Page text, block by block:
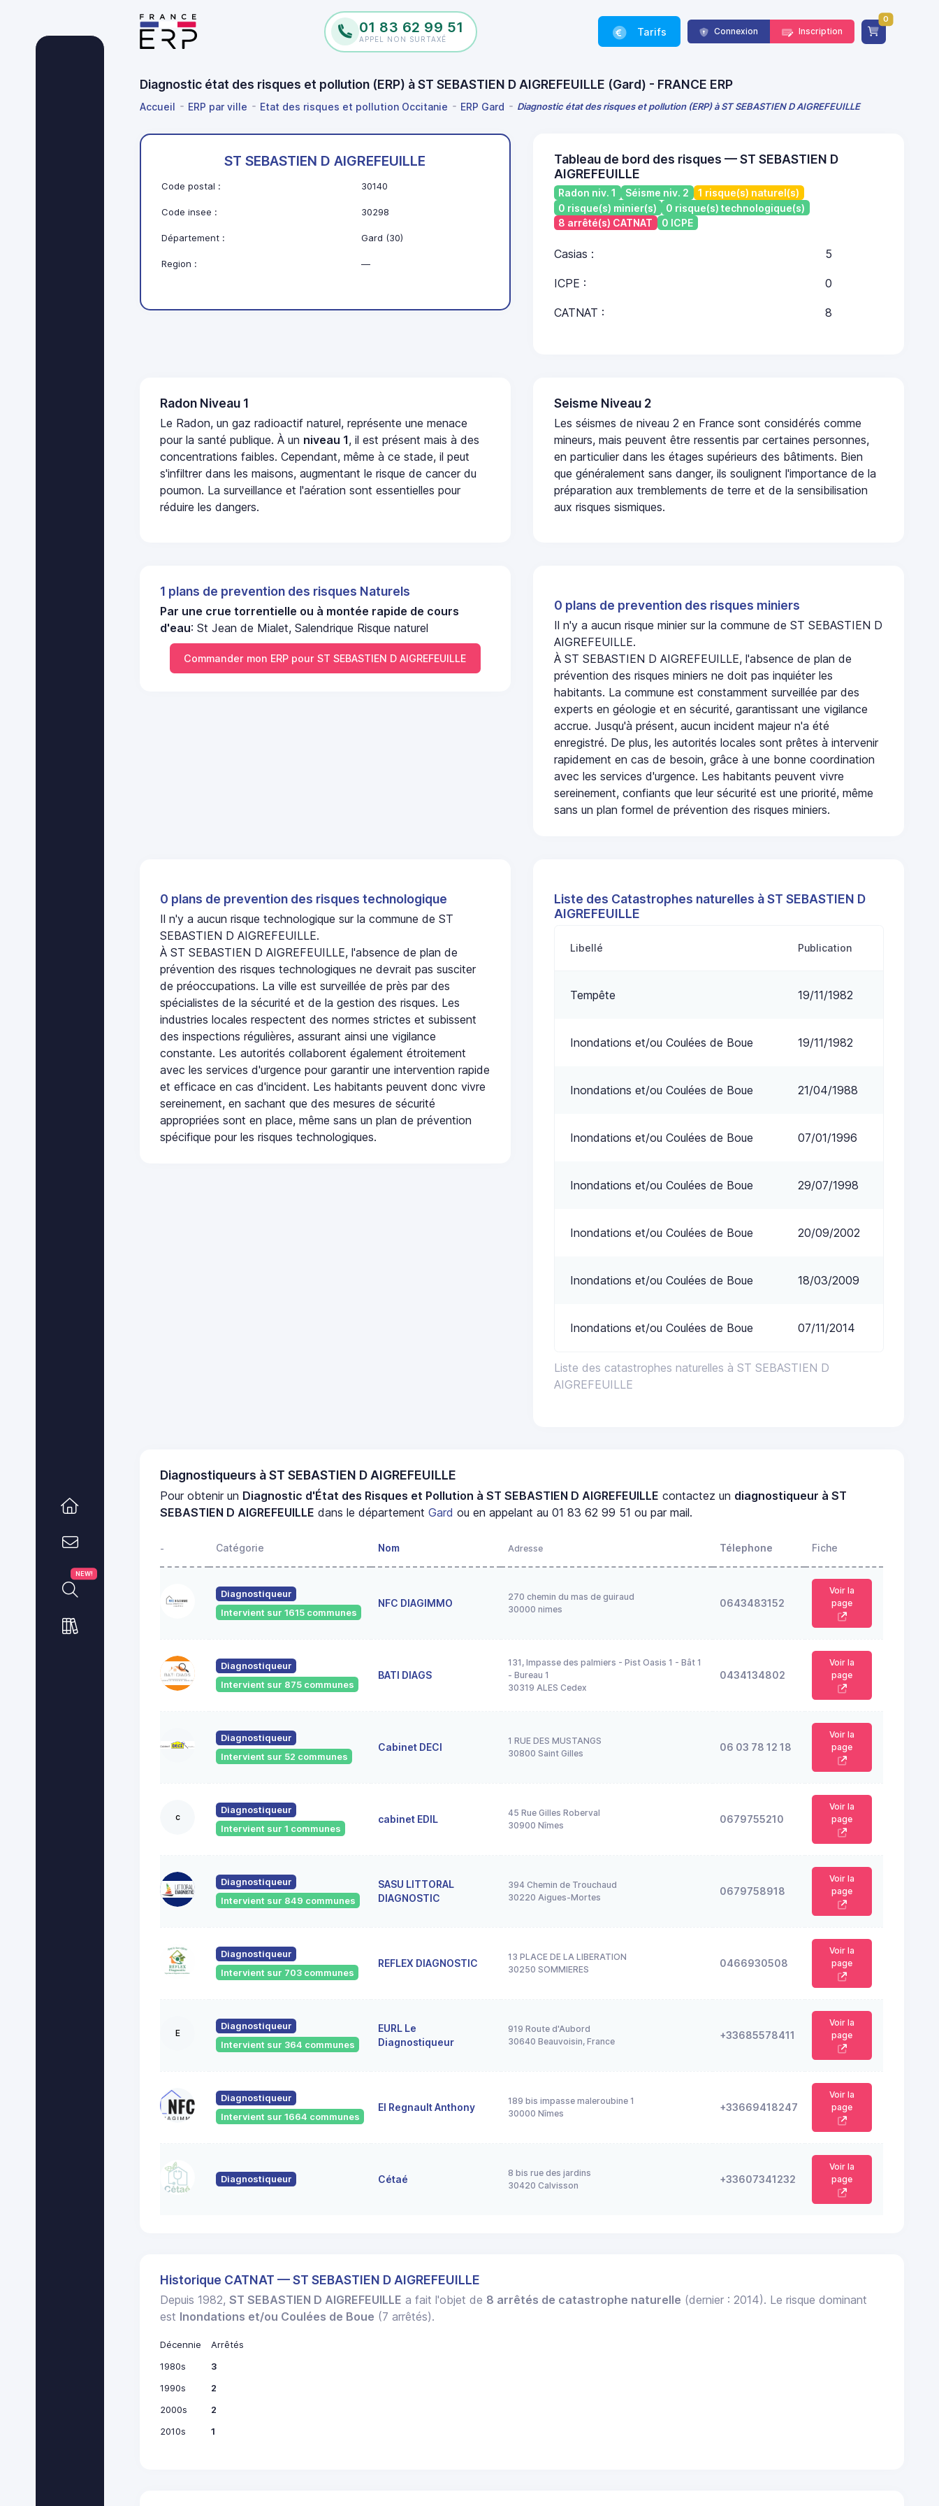
01 83 62 99 51
APPEL NON SURTAXÉ
Tarifs Connexion Inscription
0
Diagnostic état des risques et pollution (ERP) à ST SEBASTIEN D AIGREFEUILLE (Gard) - FRANCE ERP
Accueil ERP par ville Etat des risques et pollution Occitanie ERP Gard Diagnostic état des risques et pollution (ERP) à ST SEBASTIEN D AIGREFEUILLE
NEW!
ST SEBASTIEN D AIGREFEUILLE
Code postal : 30140
Code insee : 30298
Département : Gard (30)
Region : —
Tableau de bord des risques — ST SEBASTIEN D
AIGREFEUILLE
Radon niv. 1 Séisme niv. 2
1 risque(s) naturel(s)
0 risque(s) minier(s)
0 risque(s) technologique(s)
8 arrêté(s) CATNAT
0 ICPE
Casias : 5
ICPE : 0
CATNAT : 8
Radon Niveau 1
Le Radon, un gaz radioactif naturel, représente une menace
pour la santé publique. À un niveau 1, il est présent mais à des
concentrations faibles. Cependant, même à ce stade, il peut
s'infiltrer dans les maisons, augmentant le risque de cancer du
poumon. La surveillance et l'aération sont essentielles pour
réduire les dangers.
Seisme Niveau 2
Les séismes de niveau 2 en France sont considérés comme
mineurs, mais peuvent être ressentis par certaines personnes,
en particulier dans les étages supérieurs des bâtiments. Bien
que généralement sans danger, ils soulignent l'importance de la
préparation aux tremblements de terre et de la sensibilisation
aux risques sismiques.
1 plans de prevention des risques Naturels
Par une crue torrentielle ou à montée rapide de cours
d'eau: St Jean de Mialet, Salendrique Risque naturel
Commander mon ERP pour ST SEBASTIEN D AIGREFEUILLE
0 plans de prevention des risques miniers
Il n'y a aucun risque minier sur la commune de ST SEBASTIEN D
AIGREFEUILLE.
À ST SEBASTIEN D AIGREFEUILLE, l'absence de plan de
prévention des risques miniers ne doit pas inquiéter les
habitants. La commune est constamment surveillée par des
experts en géologie et en sécurité, garantissant une vigilance
accrue. Jusqu'à présent, aucun incident majeur n'a été
enregistré. De plus, les autorités locales sont prêtes à intervenir
rapidement en cas de besoin, grâce à une bonne coordination
avec les services d'urgence. Les habitants peuvent vivre
sereinement, confiants que leur sécurité est une priorité, même
sans un plan formel de prévention des risques miniers.
0 plans de prevention des risques technologique
Il n'y a aucun risque technologique sur la commune de ST
SEBASTIEN D AIGREFEUILLE.
À ST SEBASTIEN D AIGREFEUILLE, l'absence de plan de
prévention des risques technologiques ne devrait pas susciter
de préoccupations. La ville est surveillée de près par des
spécialistes de la sécurité et de la gestion des risques. Les
industries locales respectent des normes strictes et subissent
des inspections régulières, assurant ainsi une vigilance
constante. Les autorités collaborent également étroitement
avec les services d'urgence pour garantir une intervention rapide
et efficace en cas d'incident. Les habitants peuvent donc vivre
sereinement, en sachant que des mesures de sécurité
appropriées sont en place, même sans un plan de prévention
spécifique pour les risques technologiques.
Liste des Catastrophes naturelles à ST SEBASTIEN D
AIGREFEUILLE
Liste des catastrophes naturelles à ST SEBASTIEN D
AIGREFEUILLE
Libellé Publication
Tempête 19/11/1982
Inondations et/ou Coulées de Boue 19/11/1982
Inondations et/ou Coulées de Boue 21/04/1988
Inondations et/ou Coulées de Boue 07/01/1996
Inondations et/ou Coulées de Boue 29/07/1998
Inondations et/ou Coulées de Boue 20/09/2002
Inondations et/ou Coulées de Boue 18/03/2009
Inondations et/ou Coulées de Boue 07/11/2014
Diagnostiqueurs à ST SEBASTIEN D AIGREFEUILLE
Pour obtenir un Diagnostic d'État des Risques et Pollution à ST SEBASTIEN D AIGREFEUILLE contactez un diagnostiqueur à ST
SEBASTIEN D AIGREFEUILLE dans le départementGard ou en appelant au 01 83 62 99 51 ou par mail.
- Catégorie Nom Adresse Télephone Fiche
Diagnostiqueur
Intervient sur 1615 communes
NFC DIAGIMMO
270 chemin du mas de guiraud
30000 nimes
0643483152
Voir la
page
Diagnostiqueur
Intervient sur 875 communes
BATI DIAGS
131, Impasse des palmiers - Pist Oasis 1 - Bât 1
- Bureau 1
30319 ALES Cedex
0434134802
Voir la
page
Diagnostiqueur
Intervient sur 52 communes
Cabinet DECI
1 RUE DES MUSTANGS
30800 Saint Gilles
06 03 78 12 18
Voir la
page
c
Diagnostiqueur
Intervient sur 1 communes
cabinet EDIL
45 Rue Gilles Roberval
30900 Nîmes
0679755210
Voir la
page
Diagnostiqueur
Intervient sur 849 communes
SASU LITTORAL
DIAGNOSTIC
394 Chemin de Trouchaud
30220 Aigues-Mortes
0679758918
Voir la
page
Diagnostiqueur
Intervient sur 703 communes
REFLEX DIAGNOSTIC
13 PLACE DE LA LIBERATION
30250 SOMMIERES
0466930508
Voir la
page
E
Diagnostiqueur
Intervient sur 364 communes
EURL Le
Diagnostiqueur
919 Route d'Aubord
30640 Beauvoisin, France
+33685578411
Voir la
page
Diagnostiqueur
Intervient sur 1664 communes
EI Regnault Anthony
189 bis impasse maleroubine 1
30000 Nîmes
+33669418247
Voir la
page
Diagnostiqueur Cétaé
8 bis rue des jardins
30420 Calvisson
+33607341232
Voir la
page
Historique CATNAT — ST SEBASTIEN D AIGREFEUILLE
Depuis 1982,ST SEBASTIEN D AIGREFEUILLE a fait l'objet de 8 arrêtés de catastrophe naturelle (dernier : 2014). Le risque dominant
est Inondations et/ou Coulées de Boue (7 arrêtés).
Décennie
Arrêtés
1980s
3
1990s
2
2000s
2
2010s
1